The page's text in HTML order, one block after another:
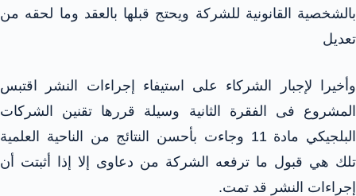
بالشخصية القانونية للشركة ويحتج قبلها بالعقد وما لحقه من
تعديل
وأخيرا لإجبار الشركاء على استيفاء إجراءات النشر اقتبس
المشروع فى الفقرة الثانية وسيلة قررها تقنين الشركات
البلجيكي مادة 11 وجاءت بأحسن النتائج من الناحية العلمية
تلك هي قبول ما ترفعه الشركة من دعاوى إلا إذا أثبتت أن
إجراءات النشر قد تمت.